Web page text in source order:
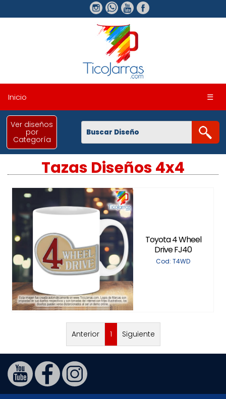
Inicio ☰
Ver diseños
por
Categoría
Tazas Diseños 4x4
Toyota 4 Wheel
Drive FJ40
Cod: T4WD
Anterior 1 Siguiente